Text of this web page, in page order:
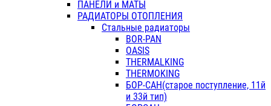
ПАНЕЛИ и МАТЫ
РАДИАТОРЫ ОТОПЛЕНИЯ
Стальные радиаторы
BOR-PAN
OASIS
THERMALKING
THERMOKING
БОР-САН(старое поступление, 11й
и 33й тип)